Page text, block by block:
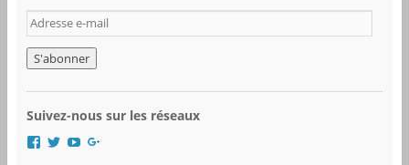
A
d
r
e
s
e
e
Suivez-nous sur les réseaux
V
V
V